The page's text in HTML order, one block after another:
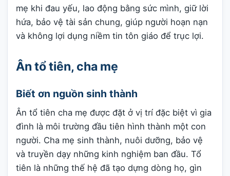
mẹ khi đau yếu, lao động bằng sức mình, giữ lời
hứa, bảo vệ tài sản chung, giúp người hoạn nạn
và không lợi dụng niềm tin tôn giáo để trục lợi.
Ân tổ tiên, cha mẹ
Biết ơn nguồn sinh thành
Ân tổ tiên cha mẹ được đặt ở vị trí đặc biệt vì gia
đình là môi trường đầu tiên hình thành một con
người. Cha mẹ sinh thành, nuôi dưỡng, bảo vệ
và truyền dạy những kinh nghiệm ban đầu. Tổ
tiên là những thế hệ đã tạo dựng dòng họ, gìn